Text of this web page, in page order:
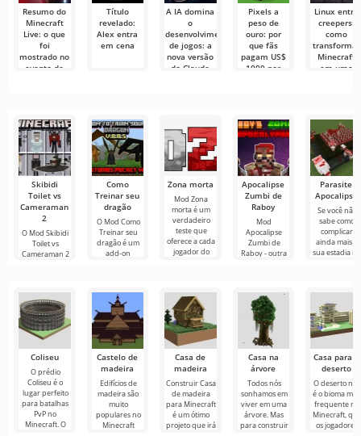
Resumo do
Minecraft
Live: o que
foi
mostrado no
evento de
Título
revelado:
Alex entra
em cena
A IA domina
o
desenvolvimento
de jogos: a
nova versão
do Claude
tentativa
Pixels a
peso de
ouro: por
que fãs
pagam US$
1000 por
Linux entre
creepers:
como
transformar
Minecraft
em uma
Skibidi
Toilet vs
Cameraman
2
O Mod Skibidi
Toilet vs
Cameraman 2
em um frenesi
Como
Treinar seu
dragão
O Mod Como
Treinar seu
dragão é um
add-on
no universo
Zona morta
Mod Zona
morta é um
verdadeiro
teste que
oferece a cada
jogador do
Apocalipse
Zumbi de
Raboy
Mod
Apocalipse
Zumbi de
Raboy - outra
apocalíptico do
Parasite
Apocalipse
Se você não
sabe como
complicar
ainda mais a
sua estadia no
estude
Coliseu
O prédio
Coliseu é o
lugar perfeito
para batalhas
PvP no
Minecraft. O
Castelo de
madeira
Edifícios de
madeira são
muito
populares no
Minecraft
Casa de
madeira
Construir Casa
de madeira
para Minecraft
é um ótimo
projeto que irá
Casa na
árvore
Todos nós
sonhamos em
viver em uma
árvore. Mas
para construir
Casa para o
deserto
O deserto não
é o bioma mais
frequente no
Minecraft, que
os jogadores